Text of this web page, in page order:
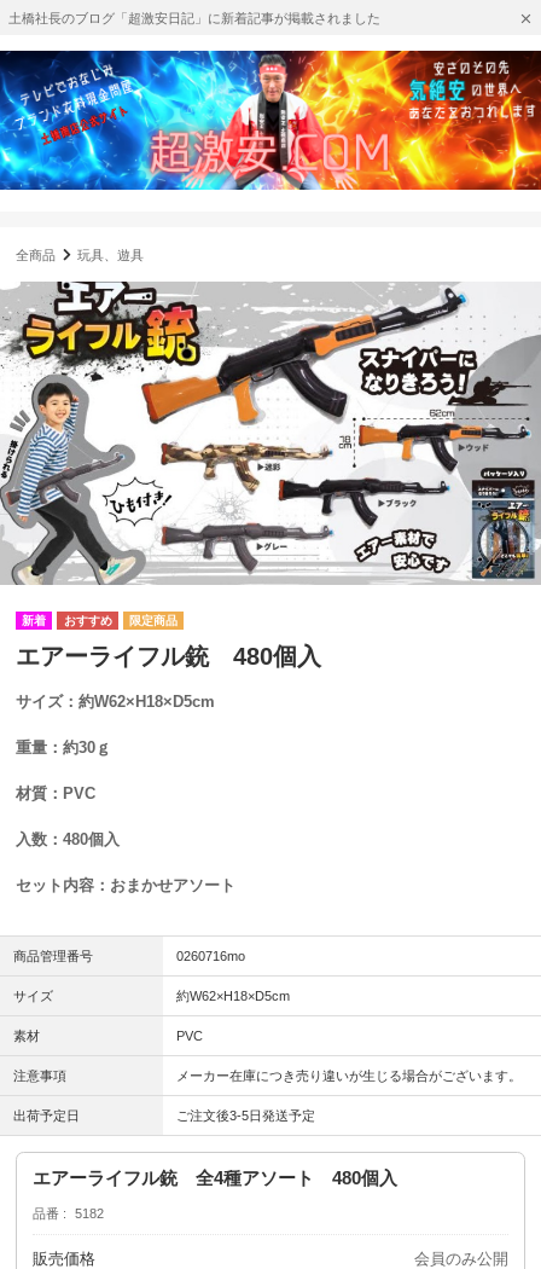
土橋社長のブログ「超激安日記」に新着記事が掲載されました
全商品 玩具、遊具
エアーライフル銃 480個入
サイズ：約W62×H18×D5cm
重量：約30ｇ
材質：PVC
入数：480個入
セット内容：おまかせアソート
商品管理番号 0260716mo
サイズ 約W62×H18×D5cm
素材 PVC
注意事項 メーカー在庫につき売り違いが生じる場合がございます。
出荷予定日 ご注文後3-5日発送予定
エアーライフル銃 全4種アソート 480個入
品番 5182
販売価格 会員のみ公開